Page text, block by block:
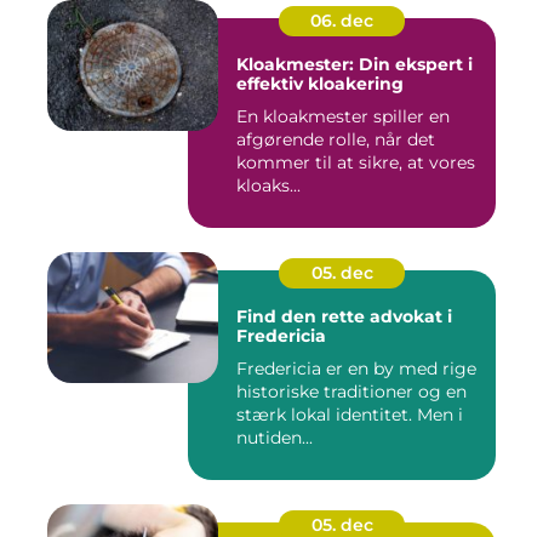
06. dec
Kloakmester: Din ekspert i
effektiv kloakering
En kloakmester spiller en
afgørende rolle, når det
kommer til at sikre, at vores
kloaks...
05. dec
Find den rette advokat i
Fredericia
Fredericia er en by med rige
historiske traditioner og en
stærk lokal identitet. Men i
nutiden...
05. dec